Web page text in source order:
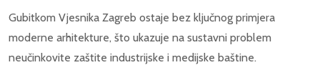
Gubitkom Vjesnika Zagreb ostaje bez ključnog primjera
moderne arhitekture, što ukazuje na sustavni problem
neučinkovite zaštite industrijske i medijske baštine.